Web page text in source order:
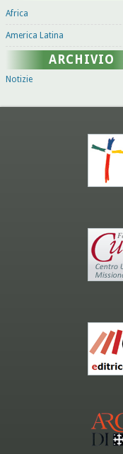
Africa
America Latina
ARCHIVIO
Notizie